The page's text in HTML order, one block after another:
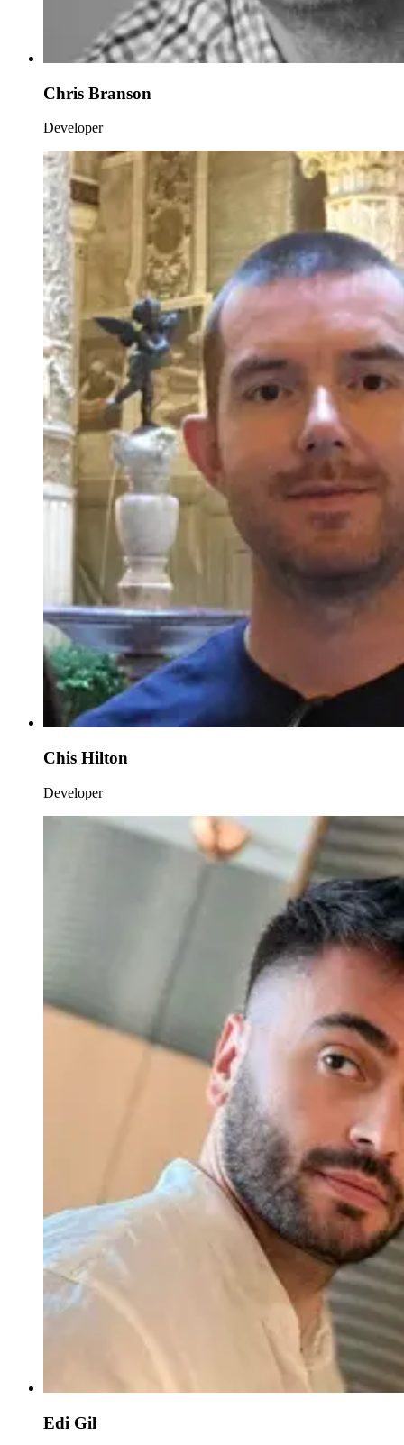
Chris Branson
Developer
Chis Hilton
Developer
Edi Gil